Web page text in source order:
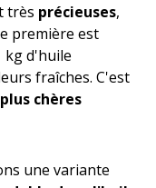
très précieuses,
première est
kg d'huile
fraîches. C'est
plus chères
une variante